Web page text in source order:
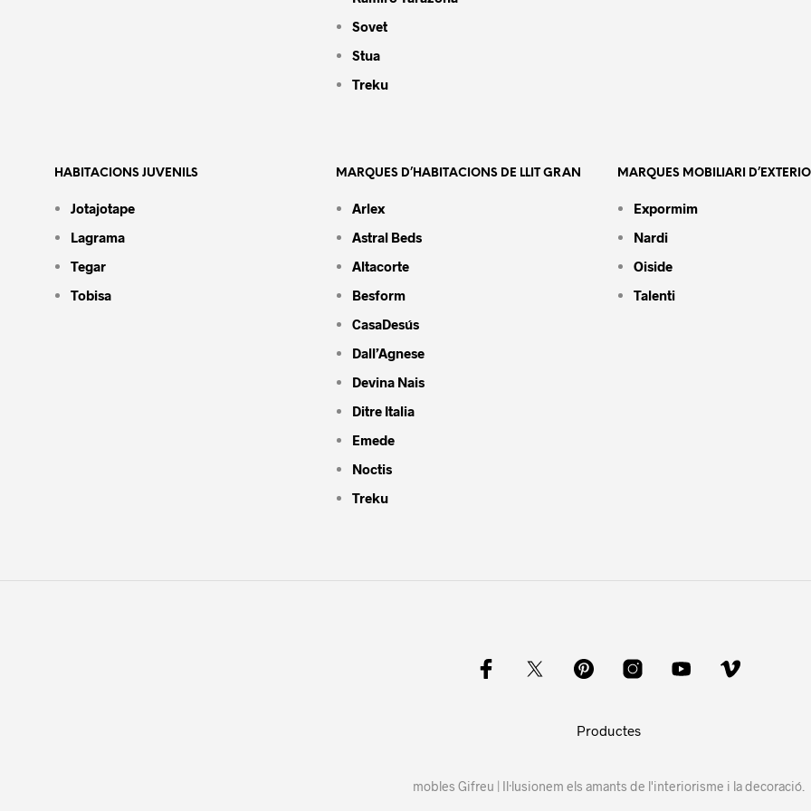
Sovet
Stua
Treku
HABITACIONS JUVENILS
Jotajotape
Lagrama
Tegar
Tobisa
MARQUES D’HABITACIONS DE LLIT GRAN
Arlex
Astral Beds
Altacorte
Besform
CasaDesús
Dall’Agnese
Devina Nais
Ditre Italia
Emede
Noctis
Treku
MARQUES MOBILIARI
Expormim
Nardi
Oiside
Talenti
Productes
mobles Gifreu | Il·lusionem els amants de l'interiorisme i la decoració.